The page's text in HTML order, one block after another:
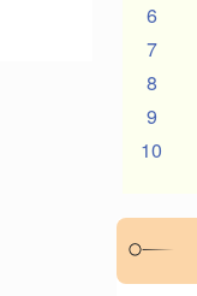
6
7
8
9
10